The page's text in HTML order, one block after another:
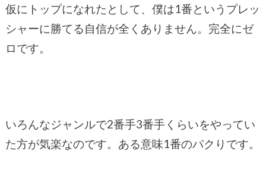
仮にトップになれたとして、僕は1番というプレッ
シャーに勝てる自信が全くありません。完全にゼ
ロです。
いろんなジャンルで2番手3番手くらいをやってい
た方が気楽なのです。ある意味1番のパクりです。